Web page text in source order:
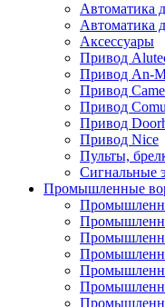
Автоматика
Автоматика
Аксессуары
Привод
Привод An-
Привод Came
Привод
Привод
Привод Nice
Пульты,
Сигнальные
Промышленные